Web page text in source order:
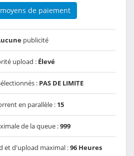
de paiement
publicité
upload : Élevé
: PAS DE LIMITE
en parallèle : 15
de la queue :999
et d'upload maximal :96 Heures